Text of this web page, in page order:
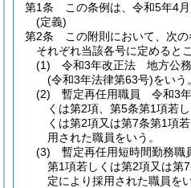
第1条
この条例は、令和5年4
(定義)
第2条
この附則において、次
それぞれ当該各号に定めると
(1)
令和3年改正法 地方公
(令和3年法律第63号)をいう。
(2)
暫定再任用職員 令和3
くは第2項、第5条第1項若
くは第2項又は第7条第1項
用された職員をいう。
(3)
暫定再任用短時間勤務
第1項若しくは第2項又は第
定により採用された職員をい